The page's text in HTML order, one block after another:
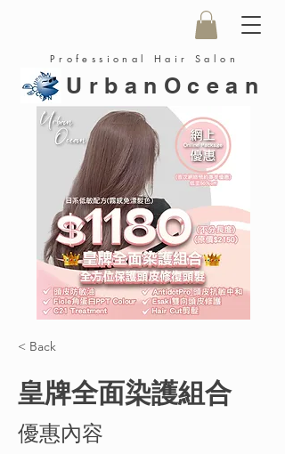
Professional Hair Salon
UrbanOcean
< Back
優惠內容
皇牌全面染護組合